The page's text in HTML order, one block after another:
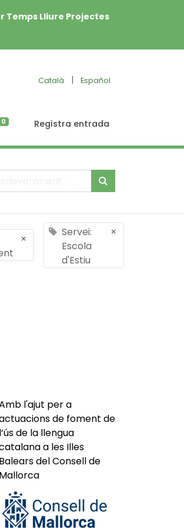
Temps Lliure Projectes
Català | Español
0 Registra entrada
×
Servei:
Escola
d'Estiu
×
l'ajut per a
de foment de
l’ús de la llengua
a les Illes
Balears del Consell de
Mallorca